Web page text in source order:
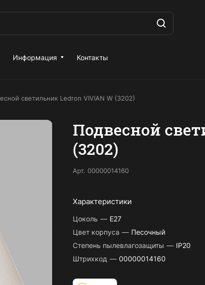
Информация Контакты
светильник Ledron VIVIAN W (3202)
Подвесной
(3202)
Арт. 00000014160
Характеристики
Цоколь — Е27
Цвет корпуса — Песочный
Степень пылевлагозащиты — IP20
Штрихкод — 00000014160